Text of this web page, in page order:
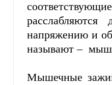
напряжению и
называют –
Мышечные